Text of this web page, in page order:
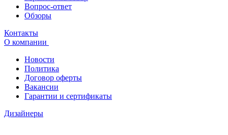
Вопрос-ответ
Обзоры
Контакты
О компании
Новости
Политика
Договор оферты
Вакансии
Гарантии и сертификаты
Дизайнеры